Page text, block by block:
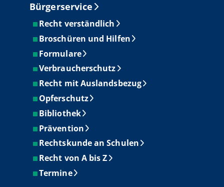
Bürgerservice
Recht verständlich
Broschüren und Hilfen
Formulare
Verbraucherschutz
Recht mit Auslandsbezug
Opferschutz
Bibliothek
Prävention
Rechtskunde an Schulen
Recht von A bis Z
Termine